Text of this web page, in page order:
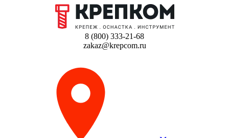
8 (800) 333-21-68
zakaz@krepcom.ru